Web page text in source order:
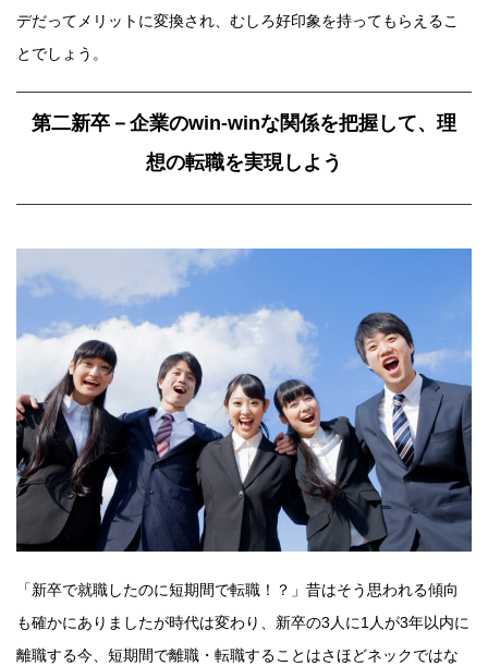
デだってメリットに変換され、むしろ好印象を持ってもらえるこ
とでしょう。
第二新卒－企業のwin-winな関係を把握して、理
想の転職を実現しよう
「新卒で就職したのに短期間で転職！？」昔はそう思われる傾向
も確かにありましたが時代は変わり、新卒の3人に1人が3年以内に
離職する今、短期間で離職・転職することはさほどネックではな